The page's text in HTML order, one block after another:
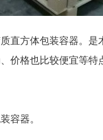
直方体包装容器。
价格也比较便宜等特
容器。